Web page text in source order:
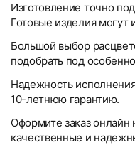
Изготовление точно
Готовые изделия
Большой выбор
подобрать под
Надежность
10-летнюю гарантию.
Оформите заказ онлайн
качественные и